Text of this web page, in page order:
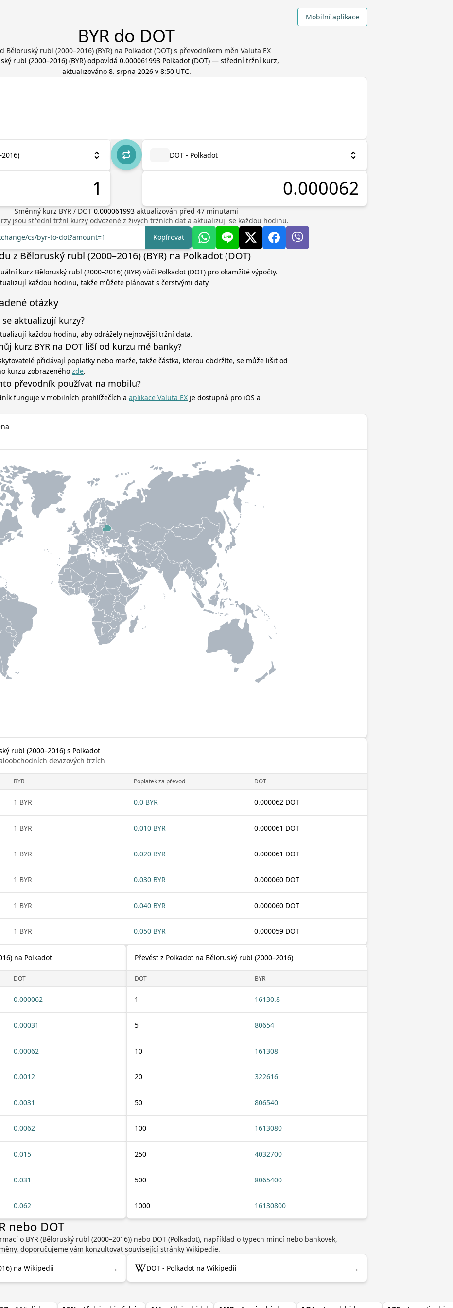
Mobilní aplikace
BYR do DOT
Běloruský rubl (2000–2016) (BYR) na Polkadot (DOT) s převodníkem měn Valuta EX
rubl (2000–2016) (BYR) odpovídá 0.000061993 Polkadot (DOT) — střední tržní kurz,
aktualizováno 8. srpna 2026 v 8:50 UTC.
DOT - Polkadot
Směnný kurz BYR / DOT 0.000061993 aktualizován před 47 minutami
jsou střední tržní kurzy odvozené z živých tržních dat a aktualizují se každou hodinu.
cs/byr-to-dot?amount=1
Kopírovat
z Běloruský rubl (2000–2016) (BYR) na Polkadot (DOT)
kurz Běloruský rubl (2000–2016) (BYR) vůči Polkadot (DOT) pro okamžité výpočty.
každou hodinu, takže můžete plánovat s čerstvými daty.
otázky
se aktualizují kurzy?
každou hodinu, aby odrážely nejnovější tržní data.
kurz BYR na DOT liší od kurzu mé banky?
přidávají poplatky nebo marže, takže částka, kterou obdržíte, se může lišit od
kurzu zobrazeného zde.
převodník používat na mobilu?
funguje v mobilních prohlížečích a aplikace Valuta EX je dostupná pro iOS a
rubl (2000–2016) s Polkadot
devizových trzích
BYR Poplatek za převod DOT
1 BYR 0.0 BYR 0.000062 DOT
1 BYR 0.010 BYR 0.000061 DOT
1 BYR 0.020 BYR 0.000061 DOT
1 BYR 0.030 BYR 0.000060 DOT
1 BYR 0.040 BYR 0.000060 DOT
1 BYR 0.050 BYR 0.000059 DOT
na Polkadot
DOT
0.000062
0.00031
0.00062
0.0012
0.0031
0.0062
0.015
0.031
0.062
Převést z Polkadot na Běloruský rubl (2000–2016)
DOT BYR
1 16130.8
5 80654
10 161308
20 322616
50 806540
100 1613080
250 4032700
500 8065400
1000 16130800
nebo DOT
o BYR (Běloruský rubl (2000–2016)) nebo DOT (Polkadot), například o typech mincí nebo bankovek,
doporučujeme vám konzultovat související stránky Wikipedie.
na Wikipedii → DOT - Polkadot na Wikipedii →